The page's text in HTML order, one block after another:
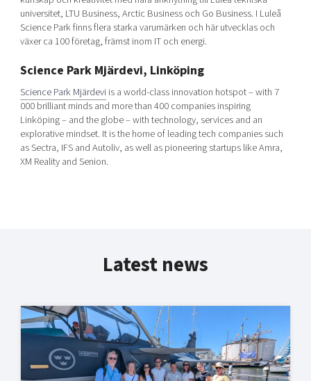
universitet, LTU Business, Arctic Business och Go Business. I Luleå
Science Park finns flera starka varumärken och här utvecklas och
växer ca 100 företag, främst inom IT och energi.
Science Park Mjärdevi, Linköping
Science Park Mjärdevi is a world-class innovation hotspot – with 7
000 brilliant minds and more than 400 companies inspiring
Linköping – and the globe – with technology, services and an
explorative mindset. It is the home of leading tech companies such
as Sectra, IFS and Autoliv, as well as pioneering startups like Amra,
XM Reality and Senion.
Latest news